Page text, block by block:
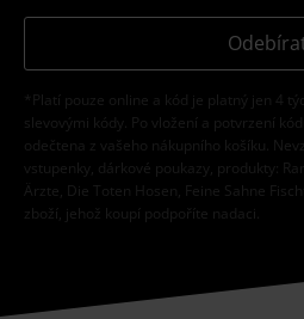
*Platí pouze online a kód je platný jen 4
slevovými kódy. Po vložení a potvrzení
odečtena z vašeho nákupního košíku.
vstupenky, dárkové poukazy, produkty:
Ärzte, Die Toten Hosen, Feine Sahne
zboží, jehož koupí podpoříte nadaci.